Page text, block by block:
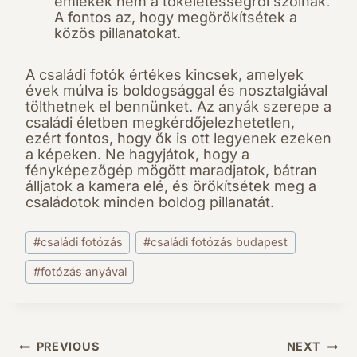
A fontos az, hogy megörökítsétek a
közös pillanatokat.
A családi fotók értékes kincsek, amelyek
évek múlva is boldogsággal és nosztalgiával
tölthetnek el bennünket. Az anyák szerepe a
családi életben megkérdőjelezhetetlen,
ezért fontos, hogy ők is ott legyenek ezeken
a képeken. Ne hagyjátok, hogy a
fényképezőgép mögött maradjatok, bátran
álljatok a kamera elé, és örökítsétek meg a
családotok minden boldog pillanatát.
Post
Tags:
#családi fotózás #családi fotózás budapest
#fotózás anyával
PREVIOUS NEXT